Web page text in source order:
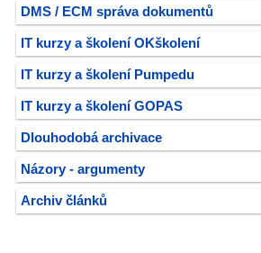
DMS / ECM správa dokumentů
IT kurzy a školení OKškolení
IT kurzy a školení Pumpedu
IT kurzy a školení GOPAS
Dlouhodobá archivace
Názory - argumenty
Archiv článků